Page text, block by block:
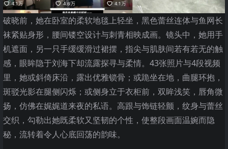
破晓前，她在卧室的柔软地毯上轻坐，黑色蕾丝连体与鱼网长
袜紧贴身形，腰间镂空设计与刺青相映成画。镜头中，她用手
机遮面，另一只手缓缓滑过裙摆，指尖与肌肤间若有若无的触
感，眼眸隐于刘海下却流露探寻与柔情。43张照片与4段视频
里，她或斜倚床沿，露出优雅锁骨；或跪坐在地，曲腿环抱，
斑驳光影在腿侧闪烁；或侧身立于衣柜前，双眸浅笑，唇角微
扬，仿佛在娓娓道来夜的私语。高跟与饰链轻颤，纹身与蕾丝
交织，勾勒出她既柔软又坚韧的个性，使整段画面温婉而隐
秘，流转着令人心底回荡的韵味。